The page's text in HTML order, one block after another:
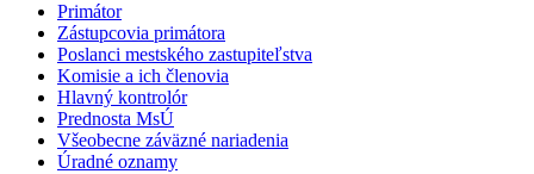
Primátor
Zástupcovia primátora
Poslanci mestského zastupiteľstva
Komisie a ich členovia
Hlavný kontrolór
Prednosta MsÚ
Všeobecne záväzné nariadenia
Úradné oznamy